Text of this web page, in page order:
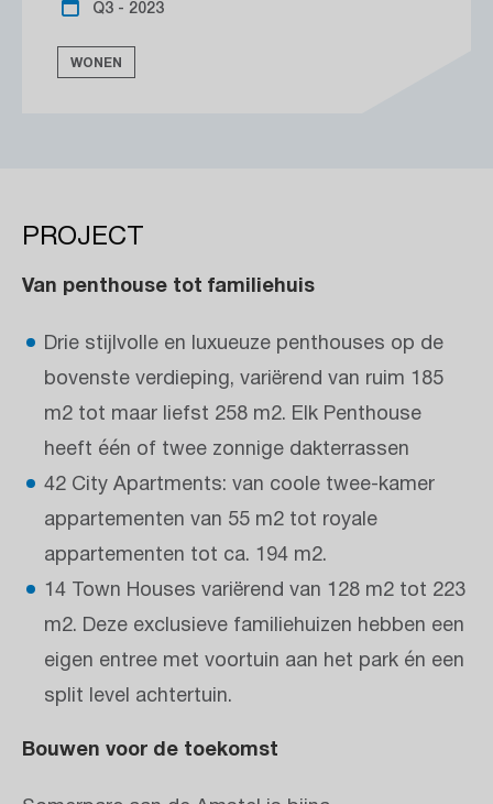
Q3 - 2023
WONEN
PROJECT
Van penthouse tot familiehuis
Drie stijlvolle en luxueuze penthouses op de
bovenste verdieping, variërend van ruim 185
m2 tot maar liefst 258 m2. Elk Penthouse
heeft één of twee zonnige dakterrassen
42 City Apartments: van coole twee-kamer
appartementen van 55 m2 tot royale
appartementen tot ca. 194 m2.
14 Town Houses variërend van 128 m2 tot 223
m2. Deze exclusieve familiehuizen hebben een
eigen entree met voortuin aan het park én een
split level achtertuin.
Bouwen voor de toekomst